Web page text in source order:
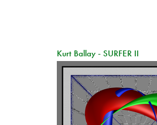
Kurt Ballay - SURFER II